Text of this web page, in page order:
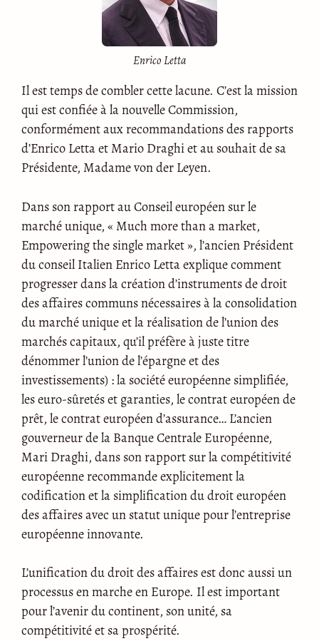
Enrico Letta
Il est temps de combler cette lacune. C’est la mission
qui est confiée à la nouvelle Commission,
conformément aux recommandations des rapports
d’Enrico Letta et Mario Draghi et au souhait de sa
Présidente, Madame von der Leyen.
Dans son rapport au Conseil européen sur le
marché unique, « Much more than a market,
Empowering the single market », l’ancien Président
du conseil Italien Enrico Letta explique comment
progresser dans la création d’instruments de droit
des affaires communs nécessaires à la consolidation
du marché unique et la réalisation de l’union des
marchés capitaux, qu’il préfère à juste titre
dénommer l’union de l’épargne et des
investissements) : la société européenne simplifiée,
les euro-sûretés et garanties, le contrat européen de
prêt, le contrat européen d’assurance… L’ancien
gouverneur de la Banque Centrale Européenne,
Mari Draghi, dans son rapport sur la compétitivité
européenne recommande explicitement la
codification et la simplification du droit européen
des affaires avec un statut unique pour l’entreprise
européenne innovante.
L’unification du droit des affaires est donc aussi un
processus en marche en Europe. Il est important
pour l’avenir du continent, son unité, sa
compétitivité et sa prospérité.